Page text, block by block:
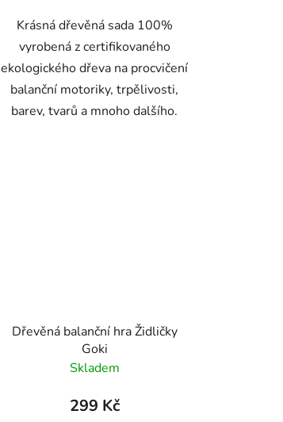
Krásná dřevěná sada 100%
vyrobená z certifikovaného
ekologického dřeva na procvičení
balanční motoriky, trpělivosti,
barev, tvarů a mnoho dalšího.
Dřevěná balanční hra Židličky
Goki
Skladem
299 Kč